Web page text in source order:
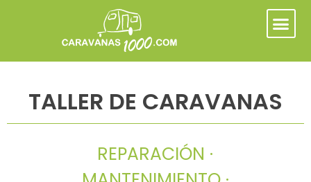
TALLER DE CARAVANAS
REPARACIÓN ·